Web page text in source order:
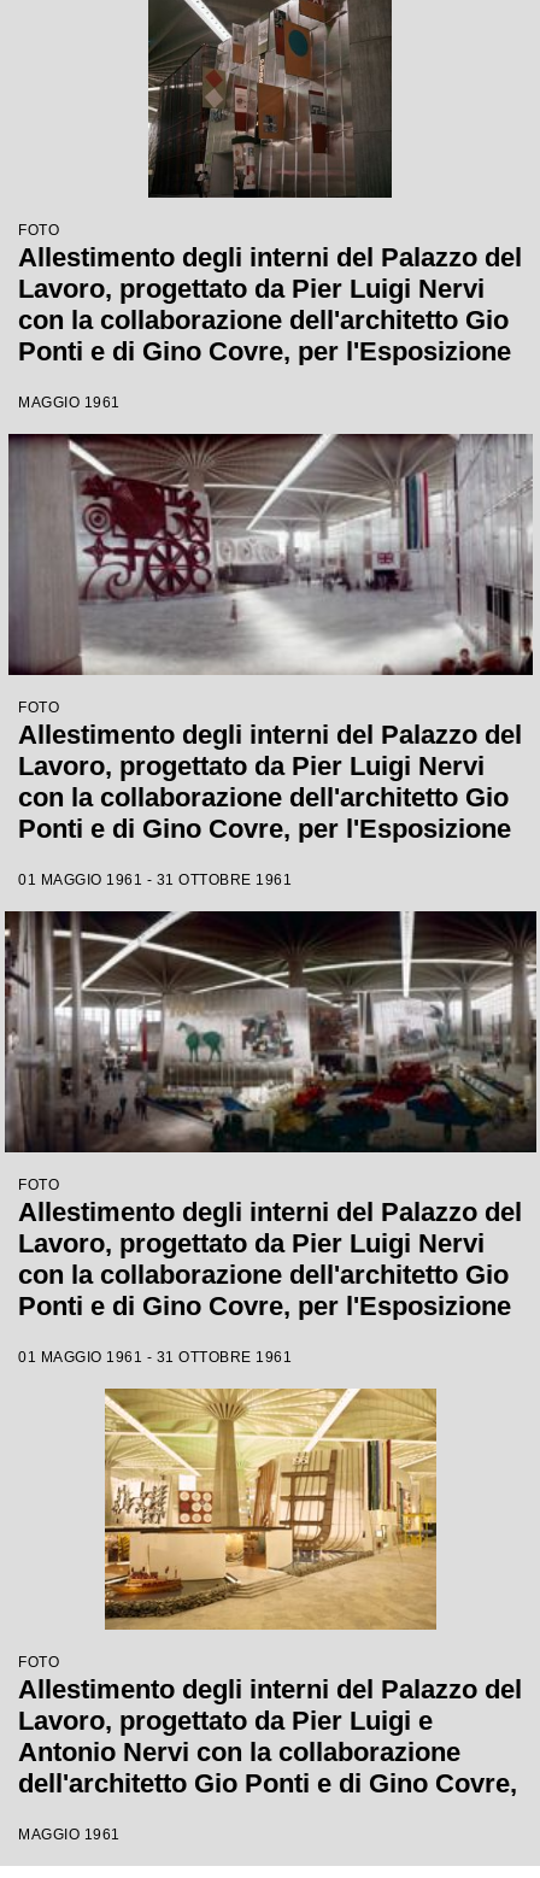
FOTO
Allestimento degli interni del Palazzo del
Lavoro, progettato da Pier Luigi Nervi
con la collaborazione dell'architetto Gio
Ponti e di Gino Covre, per l'Esposizione
MAGGIO 1961
FOTO
Allestimento degli interni del Palazzo del
Lavoro, progettato da Pier Luigi Nervi
con la collaborazione dell'architetto Gio
Ponti e di Gino Covre, per l'Esposizione
Torino dal 1 maggio al 31 ottobre 1961
01 MAGGIO 1961 - 31 OTTOBRE 1961
FOTO
Allestimento degli interni del Palazzo del
Lavoro, progettato da Pier Luigi Nervi
con la collaborazione dell'architetto Gio
Ponti e di Gino Covre, per l'Esposizione
Torino dal 1 maggio al 31 ottobre 1961
01 MAGGIO 1961 - 31 OTTOBRE 1961
FOTO
Allestimento degli interni del Palazzo del
Lavoro, progettato da Pier Luigi e
Antonio Nervi con la collaborazione
dell'architetto Gio Ponti e di Gino Covre,
Lavoro
MAGGIO 1961